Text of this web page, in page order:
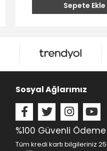
Sepete Ekle
Sosyal Ağlarımız
%100 Güvenli Ödeme
Tüm kredi kartı bilgileriniz